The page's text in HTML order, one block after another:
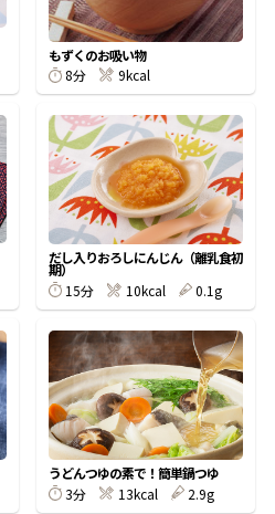
韓福善シリーズ
楽チン鍋®
もずくのお吸い物
8分
9kcal
だし入りおろしにんじん（離乳食初
期）
15分
10kcal 0.1g
うどんつゆの素で！簡単鍋つゆ
3分
13kcal 2.9g